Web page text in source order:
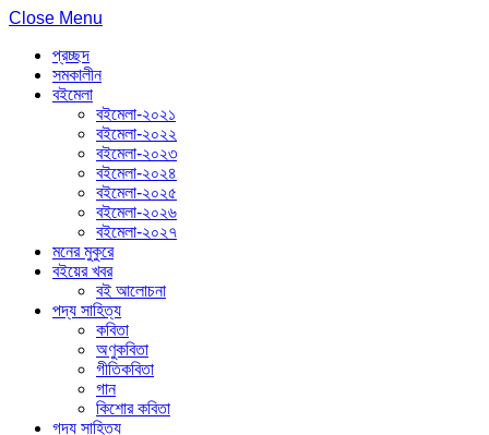
Close Menu
প্রচ্ছদ
সমকালীন
বইমেলা
বইমেলা-২০২১
বইমেলা-২০২২
বইমেলা-২০২৩
বইমেলা-২০২৪
বইমেলা-২০২৫
বইমেলা-২০২৬
বইমেলা-২০২৭
মনের মুকুরে
বইয়ের খবর
বই আলোচনা
পদ্য সাহিত্য
কবিতা
অণুকবিতা
গীতিকবিতা
গান
কিশোর কবিতা
গদ্য সাহিত্য